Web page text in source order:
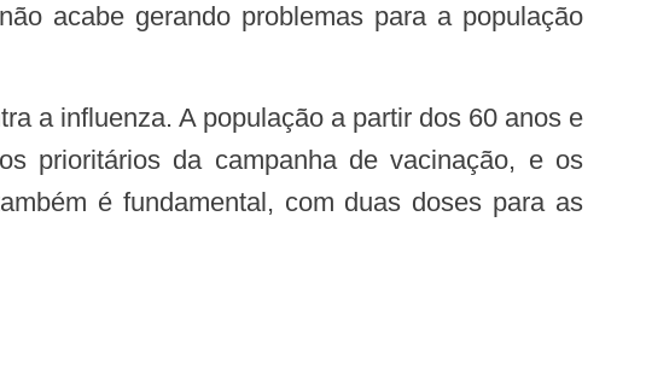
acabe gerando problemas para a população
prioritários da campanha de vacinação, e os
é fundamental, com duas doses para as